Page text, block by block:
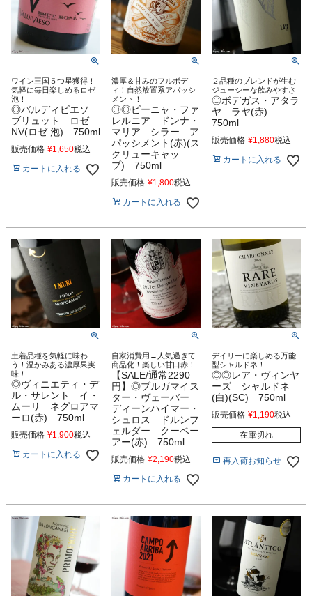
ワイン王国５つ星獲得！
気軽に毎日楽しめるロゼ
泡！
◎バルディビエソ
ブリュット ロゼ
NV(ロゼ.泡) 750ml
販売価格 ¥1,650税込
カートに入れる
濃厚＆甘みのフルボデ
ィ！自然放置系アパッシ
メント！
◎◎ビーニャ・ファ
レルニア ドンナ・
マリア シラー ア
パッシメント(赤)(ス
クリューキャッ
プ) 750ml
販売価格 ¥1,800税込
カートに入れる
２品種のブレンドが生む
ジューシーな飲みやすさ
◎ボデガス・アタラ
ヤ ラヤ(赤)
750ml
販売価格 ¥1,880税込
カートに入れる
土着品種を気軽に味わ
う！温かみある濃厚果実
味！
◎ヴィニエティ・デ
ル・サレント イ・
ムーリ ネグロアマ
ーロ(赤) 750ml
販売価格 ¥1,900税込
カートに入れる
自家消費用→人気過ぎて
商品化！楽しい甘口赤！
【SALE/通常2290
円】◎ブルガマイス
ター・ヴェーバー
ディーンハイマー・
シュロス ドルンフ
ェルダー クーベー
アー(赤) 750ml
販売価格 ¥2,190税込
カートに入れる
デイリーに楽しめる万能
型シャルドネ！
◎◎レア・ヴィンヤ
ーズ シャルドネ
(白)(SC) 750ml
販売価格 ¥1,190税込
在庫切れ
再入荷お知らせ